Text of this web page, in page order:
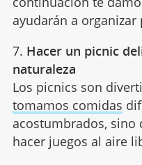
ayudarán a
7. Hacer un picnic
naturaleza
Los picnics son
tomamos comidas
acostumbrados,
hacer juegos al aire